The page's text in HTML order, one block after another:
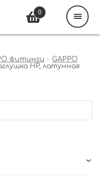
фитинги
GAPPO
НР, латунная
0